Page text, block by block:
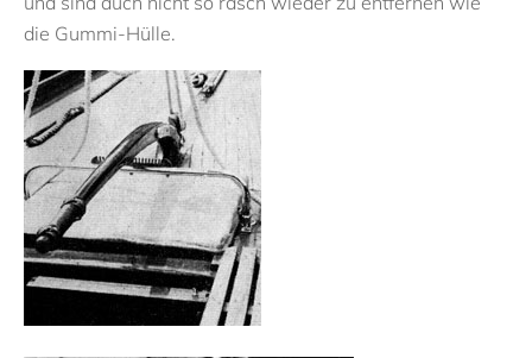
die Gummi-Hülle.